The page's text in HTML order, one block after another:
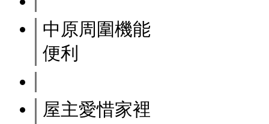
中原周圍機能
便利
屋主愛惜家裡